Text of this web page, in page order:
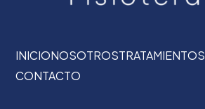
INICIONOSOTROSTRATAMIENTOS
CONTACTO